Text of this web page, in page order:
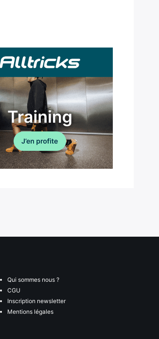
Qui sommes nous ?
CGU
Inscription newsletter
Mentions légales